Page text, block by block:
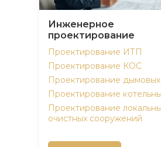
Инженерное
проектирование
Проектирование ИТП
Проектирование КОС
Проектирование
Проектирование
Проектирование
очистных сооружений